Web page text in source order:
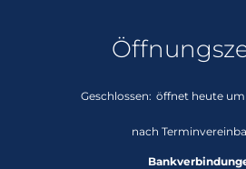
Klicken, um weitere
Geschlossen: öffnet heute
nach